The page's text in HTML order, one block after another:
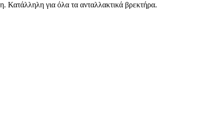
Κατάλληλη για όλα τα ανταλλακτικά βρεκτήρα.